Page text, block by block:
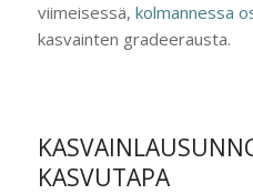
viimeisessä, kolmannessa
kasvainten gradeerausta.
KASVUTAPA